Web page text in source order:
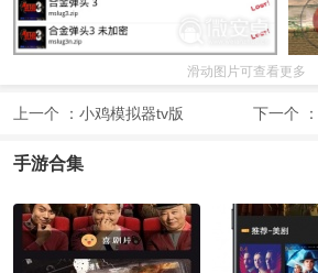
滑动图片可查看更多
上一个 ： 小鸡模拟器tv版 下一个 ：
手游合集